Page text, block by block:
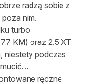
radzą sobie z
nim.
turbo
KM) oraz 2.5 XT
niestety podczas
ręczne